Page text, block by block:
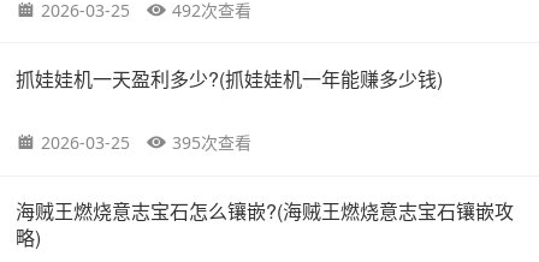
2026-03-25 492次查看
抓娃娃机一天盈利多少?(抓娃娃机一年能赚多少钱)
2026-03-25 395次查看
海贼王燃烧意志宝石怎么镶嵌?(海贼王燃烧意志宝石镶嵌攻
略)